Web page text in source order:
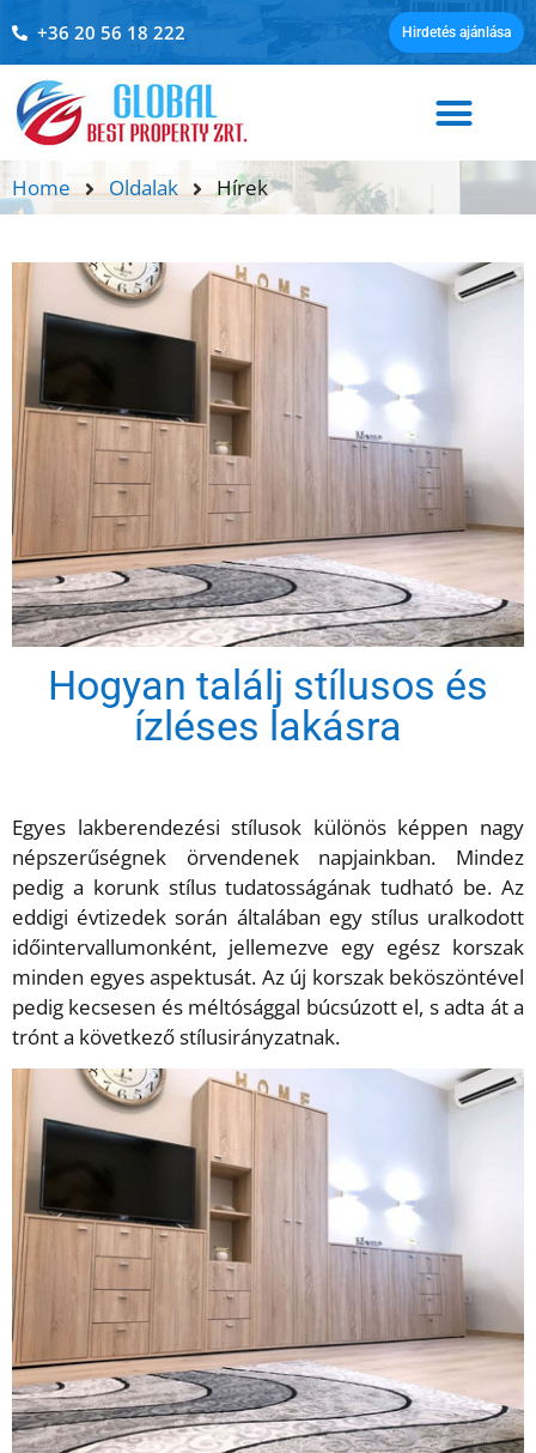
+36 20 56 18 222 Hirdetés ajánlása
Home Oldalak Hírek
Hogyan találj stílusos és
ízléses lakásra
Egyes lakberendezési stílusok különös képpen nagy
népszerűségnek örvendenek napjainkban. Mindez
pedig a korunk stílus tudatosságának tudható be. Az
eddigi évtizedek során általában egy stílus uralkodott
időintervallumonként, jellemezve egy egész korszak
minden egyes aspektusát. Az új korszak beköszöntével
pedig kecsesen és méltósággal búcsúzott el, s adta át a
trónt a következő stílusirányzatnak.